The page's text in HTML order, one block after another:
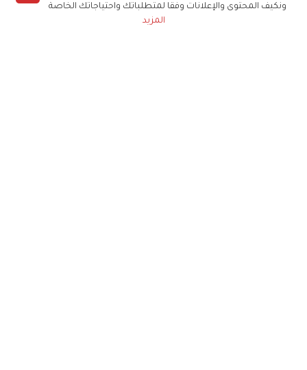
ونكيف المحتوى والإعلانات وفقا لمتطلباتك واحتياجاتك الخاصة
المزيد